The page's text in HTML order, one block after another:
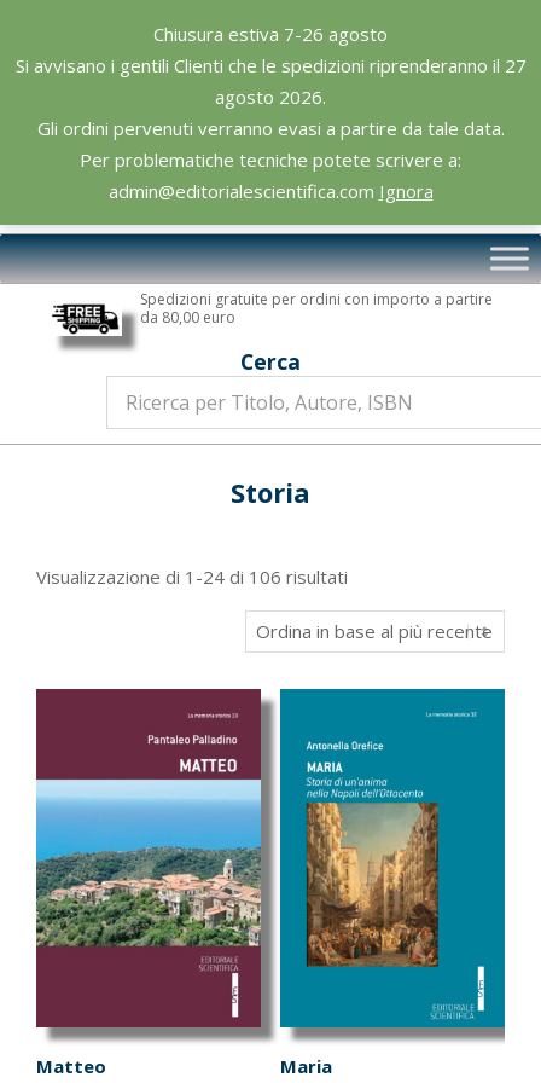
Chiusura estiva 7-26 agosto
Si avvisano i gentili Clienti che le spedizioni riprenderanno il 27
agosto 2026.
Gli ordini pervenuti verranno evasi a partire da tale data.
Per problematiche tecniche potete scrivere a:
admin@editorialescientifica.com Ignora
content
Editoriale
Scientifica
Primary
Navigation
Spedizioni gratuite per ordini con importo a partire
da 80,00 euro
Cerca
Storia
Visualizzazione di 1-24 di 106 risultati
in
base
Matteo Maria